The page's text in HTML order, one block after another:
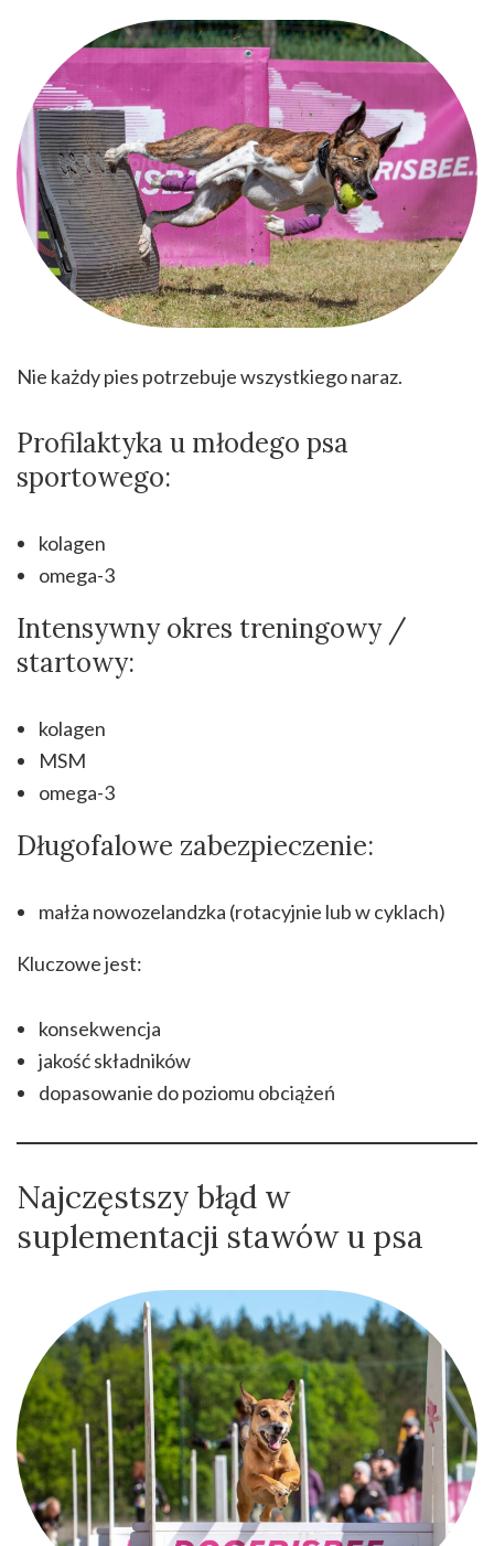
Nie każdy pies potrzebuje wszystkiego naraz.
Profilaktyka u młodego psa
sportowego:
kolagen
omega-3
Intensywny okres treningowy /
startowy:
kolagen
MSM
omega-3
Długofalowe zabezpieczenie:
małża nowozelandzka (rotacyjnie lub w cyklach)
Kluczowe jest:
konsekwencja
jakość składników
dopasowanie do poziomu obciążeń
Najczęstszy błąd w
suplementacji stawów u psa